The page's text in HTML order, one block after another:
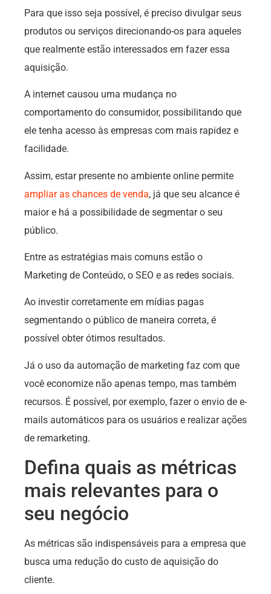
Para que isso seja possível, é preciso divulgar seus
produtos ou serviços direcionando-os para aqueles
que realmente estão interessados em fazer essa
aquisição.
A internet causou uma mudança no
comportamento do consumidor, possibilitando que
ele tenha acesso às empresas com mais rapidez e
facilidade.
Assim, estar presente no ambiente online permite
ampliar as chances de venda, já que seu alcance é
maior e há a possibilidade de segmentar o seu
público.
Entre as estratégias mais comuns estão o
Marketing de Conteúdo, o SEO e as redes sociais.
Ao investir corretamente em mídias pagas
segmentando o público de maneira correta, é
possível obter ótimos resultados.
Já o uso da automação de marketing faz com que
você economize não apenas tempo, mas também
recursos. É possível, por exemplo, fazer o envio de e-
mails automáticos para os usuários e realizar ações
de remarketing.
Defina quais as métricas
mais relevantes para o
seu negócio
As métricas são indispensáveis para a empresa que
busca uma redução do custo de aquisição do
cliente.